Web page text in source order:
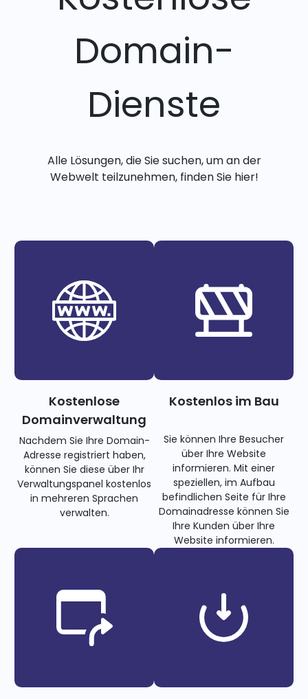
Domain-
Dienste
Alle Lösungen, die Sie suchen, um an der
Webwelt teilzunehmen, finden Sie hier!
Kostenlose
Domainverwaltung
Nachdem Sie Ihre Domain-
Adresse registriert haben,
können Sie diese über Ihr
Verwaltungspanel kostenlos
in mehreren Sprachen
verwalten.
Kostenlos im Bau
Sie können Ihre Besucher
über Ihre Website
informieren. Mit einer
speziellen, im Aufbau
befindlichen Seite für Ihre
Domainadresse können Sie
Ihre Kunden über Ihre
Website informieren.